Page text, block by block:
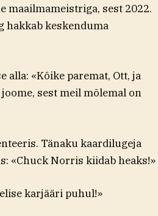
maailmameistriga, sest 2022.
hakkab keskenduma
«Kõike paremat, Ott, ja
sest meil mõlemal on
Tänaku kaardilugeja
«Chuck Norris kiidab heaks!»
karjääri puhul!»